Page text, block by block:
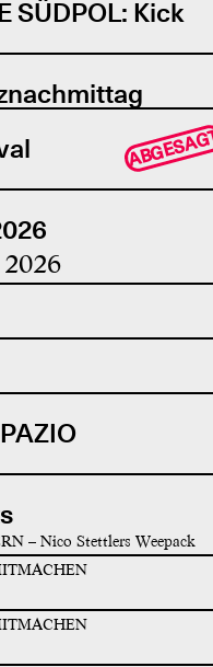
SÜDPOL: Kick
– Nico Stettlers Weepack